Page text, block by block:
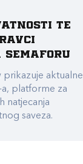
te
Semaforu
prikazuje aktualne
platforme za
natjecanja
saveza.